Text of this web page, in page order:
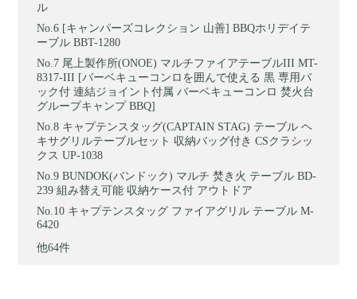
ル
[キャンパーズコレクション 山善] BBQホリデイテ
ーブル BBT-1280
尾上製作所(ONOE) マルチファイアテーブルIII MT-
8317-III [バーベキューコンロを囲んで使える 黒 専用バ
ック付 連結ジョイント付属 バーベキューコンロ 焚火台
グループキャンプ BBQ]
キャプテンスタッグ(CAPTAIN STAG) テーブル ヘ
キサグリルテーブルセット 収納バッグ付き CSクラシッ
クス UP-1038
BUNDOK(バンドック) マルチ 焚き火 テーブル BD-
239 組み替え可能 収納ケース付 アウトドア
キャプテンスタッグ ファイアグリル テーブル M-
6420
他64件